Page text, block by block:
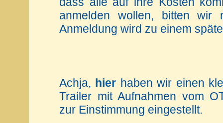
anmelden wollen, bitten
Anmeldung wird zu einem
Achja, hier haben wir einen
Trailer mit Aufnahmen vom
zur Einstimmung eingestellt.